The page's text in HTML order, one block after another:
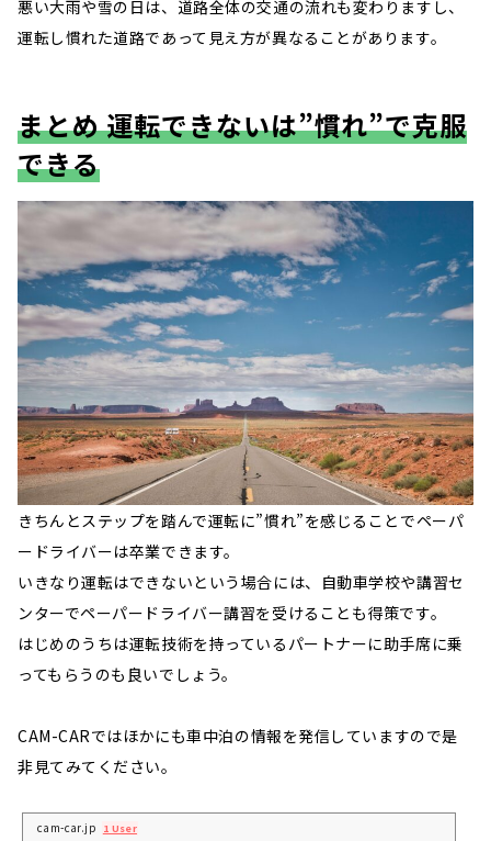
悪い大雨や雪の日は、道路全体の交通の流れも変わりますし、
運転し慣れた道路であって見え方が異なることがあります。
まとめ 運転できないは”慣れ”で克服
できる
きちんとステップを踏んで運転に”慣れ”を感じることでペーパ
ードライバーは卒業できます。
いきなり運転はできないという場合には、自動車学校や講習セ
ンターでペーパードライバー講習を受けることも得策です。
はじめのうちは運転技術を持っているパートナーに助手席に乗
ってもらうのも良いでしょう。
CAM-CARではほかにも車中泊の情報を発信していますので是
非見てみてください。
cam-car.jp 1 User